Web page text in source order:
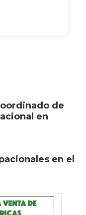
de
en
en el